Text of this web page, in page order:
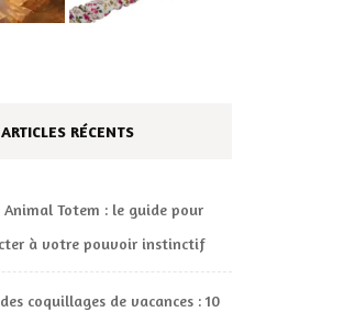
ARTICLES RÉCENTS
Animal Totem : le guide pour
à votre pouvoir instinctif
des coquillages de vacances : 10